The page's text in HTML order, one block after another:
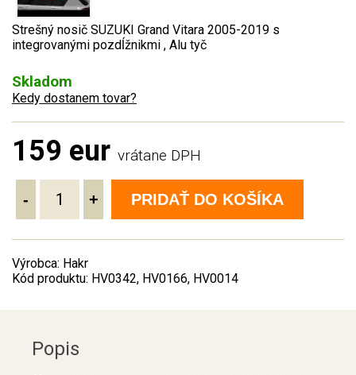
Strešný nosič SUZUKI Grand Vitara 2005-2019 s
integrovanými pozdĺžnikmi , Alu tyč
Skladom
Kedy dostanem tovar?
159 eur vrátane DPH
- + PRIDAŤ DO KOŠÍKA
Výrobca: Hakr
Kód produktu: HV0342, HV0166, HV0014
Popis